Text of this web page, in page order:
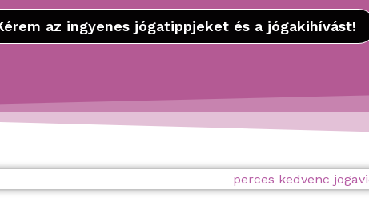
az ingyenes jógatippjeket és a jógakihívást!